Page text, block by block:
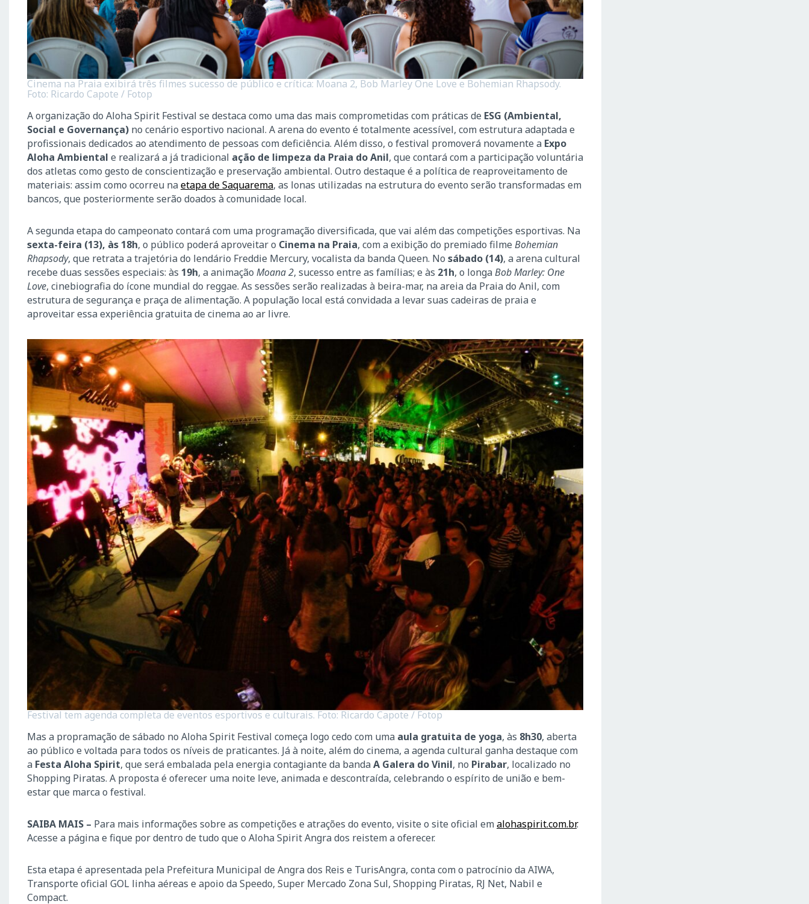
Cinema na Praia exibirá três filmes sucesso de público e crítica: Moana 2, Bob Marley One Love e Bohemian Rhapsody.
Foto: Ricardo Capote / Fotop
A organização do Aloha Spirit Festival se destaca como uma das mais comprometidas com práticas de ESG (Ambiental,
Social e Governança) no cenário esportivo nacional. A arena do evento é totalmente acessível, com estrutura adaptada e
profissionais dedicados ao atendimento de pessoas com deficiência. Além disso, o festival promoverá novamente a Expo
Aloha Ambiental e realizará a já tradicional ação de limpeza da Praia do Anil, que contará com a participação voluntária
dos atletas como gesto de conscientização e preservação ambiental. Outro destaque é a política de reaproveitamento de
materiais: assim como ocorreu naetapa de Saquarema, as lonas utilizadas na estrutura do evento serão transformadas em
bancos, que posteriormente serão doados à comunidade local.
A segunda etapa do campeonato contará com uma programação diversificada, que vai além das competições esportivas. Na
sexta-feira (13), às 18h, o público poderá aproveitar o Cinema na Praia, com a exibição do premiado filme Bohemian
Rhapsody, que retrata a trajetória do lendário Freddie Mercury, vocalista da banda Queen. No sábado (14), a arena cultural
recebe duas sessões especiais: às 19h, a animação Moana 2, sucesso entre as famílias; e às 21h, o longaBob Marley: One
Love, cinebiografia do ícone mundial do reggae. As sessões serão realizadas à beira-mar, na areia da Praia do Anil, com
estrutura de segurança e praça de alimentação. A população local está convidada a levar suas cadeiras de praia e
aproveitar essa experiência gratuita de cinema ao ar livre.
Festival tem agenda completa de eventos esportivos e culturais. Foto: Ricardo Capote / Fotop
Mas a propramação de sábado no Aloha Spirit Festival começa logo cedo com uma aula gratuita de yoga, às 8h30, aberta
ao público e voltada para todos os níveis de praticantes. Já à noite, além do cinema, a agenda cultural ganha destaque com
a Festa Aloha Spirit, que será embalada pela energia contagiante da bandaA Galera do Vinil, no Pirabar, localizado no
Shopping Piratas. A proposta é oferecer uma noite leve, animada e descontraída, celebrando o espírito de união e bem-
estar que marca o festival.
SAIBA MAIS – Para mais informações sobre as competições e atrações do evento, visite o site oficial emalohaspirit.com.br.
Acesse a página e fique por dentro de tudo que o Aloha Spirit Angra dos reistem a oferecer.
Esta etapa é apresentada pela Prefeitura Municipal de Angra dos Reis e TurisAngra, conta com o patrocínio da AIWA,
Transporte oficial GOL linha aéreas e apoio da Speedo, Super Mercado Zona Sul, Shopping Piratas, RJ Net, Nabil e
Compact.